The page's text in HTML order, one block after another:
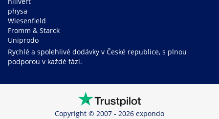
physa
Wiesenfield
Fromm & Starck
Uniprodo
Rychlé a spolehlivé dodávky v České republice, s plnou
podporou v každé fázi.
Copyright © 2007 - 2026 expondo